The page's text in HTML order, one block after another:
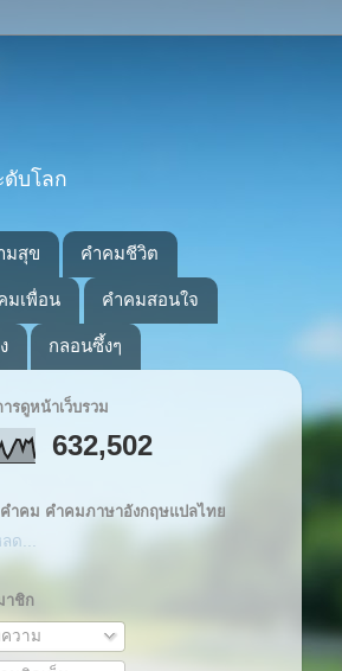
บโลก
มสุข คำคมชีวิต
มเพื่อน คำคมสอนใจ
กลอนซึ้งๆ
รดูหน้าเว็บรวม
632,502
ำคม คำคมภาษาอังกฤษแปลไทย
ลด...
าชิก
วาม